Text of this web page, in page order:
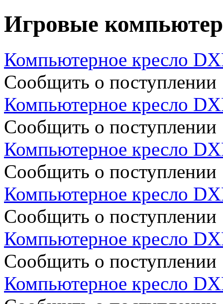
Игровые
Компьютерное кресло
Сообщить о поступлении
Компьютерное кресло
Сообщить о поступлении
Компьютерное кресло
Сообщить о поступлении
Компьютерное кресло
Сообщить о поступлении
Компьютерное кресло
Сообщить о поступлении
Компьютерное кресло